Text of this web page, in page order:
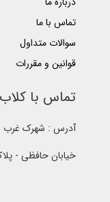
تماس با ما
سوالات متداول
قوانین و مقررات
تماس با کلاب
آدرس : شهرک غرب -
خیابان حافظی -